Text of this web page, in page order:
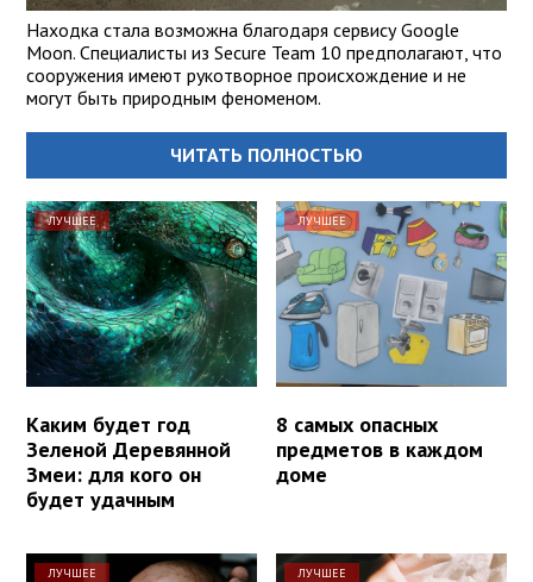
Находка стала возможна благодаря сервису Google
Moon. Специалисты из Secure Team 10 предполагают, что
сооружения имеют рукотворное происхождение и не
могут быть природным феноменом.
ЧИТАТЬ ПОЛНОСТЬЮ
ЛУЧШЕЕ
Каким будет год
Зеленой Деревянной
Змеи: для кого он
будет удачным
ЛУЧШЕЕ
8 самых опасных
предметов в каждом
доме
ЛУЧШЕЕ ЛУЧШЕЕ